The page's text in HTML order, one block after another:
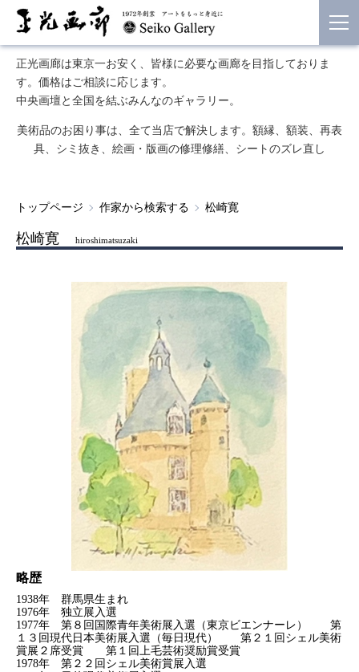
正光画廊は東京一お安く、皆様に必要な画廊を目指しておりま
す。価格はご相談に応じます。
中央画壇と全国を結ぶみんなのギャラリー。
美術品のお困り事は、全て当店で解決します。額縁、額装、再表
具、シミ抜き、絵画・版画の修理修繕、シートのズレ直し
トップページ 作家から検索する 松崎寛
松崎寛 hiroshimatsuzaki
略歴
1938年 群馬県生まれ
1976年 独立展入選
1977年 第８回国際青年美術展入選（東京ビエンナーレ） 第
１３回現代日本美術展入選（毎日現代） 第２１回シェル美術
賞展２席受賞 第１回上毛芸術奨励賞受賞
1978年 第２２回シェル美術賞展入選